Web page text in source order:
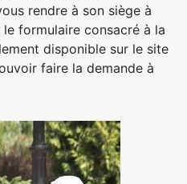
rendre à son siège à
formulaire consacré à la
disponible sur le site
faire la demande à